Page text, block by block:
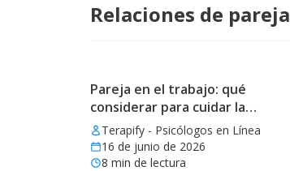
Relaciones de pareja
Pareja en el trabajo: qué
considerar para cuidar la
relación
Terapify - Psicólogos en Línea
16 de junio de 2026
8 min de lectura